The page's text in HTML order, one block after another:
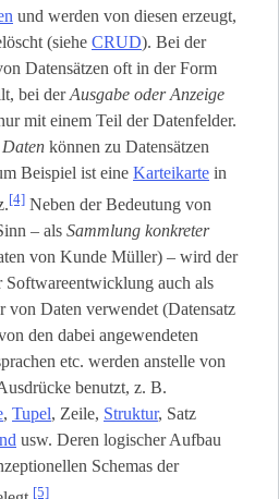
und werden von diesen erzeugt,
(siehe CRUD). Bei der
Datensätzen oft in der Form
bei derAusgabe oder Anzeige
mit einem Teil der Datenfelder.
können zu Datensätzen
Beispiel ist eine Karteikarte in
[4] Neben der Bedeutung von
– als Sammlung konkreter
von Kunde Müller) – wird der
auch als
Daten verwendet (Datensatz
den dabei angewendeten
etc. werden anstelle von
benutzt, z. B.
, Tupel, Zeile, Struktur, Satz
usw. Deren logischer Aufbau
Schemas der
[5]